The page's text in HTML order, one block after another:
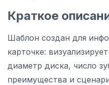
Краткое
Шаблон создан для
карточке:
диаметр диска, число
преимущества и